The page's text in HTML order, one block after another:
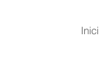
Inici